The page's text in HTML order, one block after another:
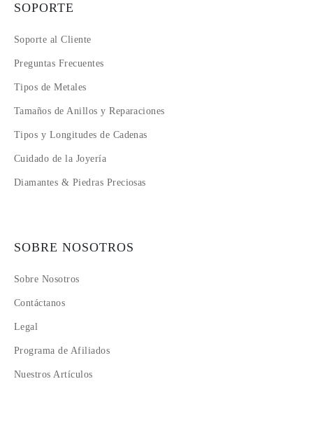
SOPORTE
Soporte al Cliente
Preguntas Frecuentes
Tipos de Metales
Tamaños de Anillos y Reparaciones
Tipos y Longitudes de Cadenas
Cuidado de la Joyería
Diamantes & Piedras Preciosas
SOBRE NOSOTROS
Sobre Nosotros
Contáctanos
Legal
Programa de Afiliados
Nuestros Artículos